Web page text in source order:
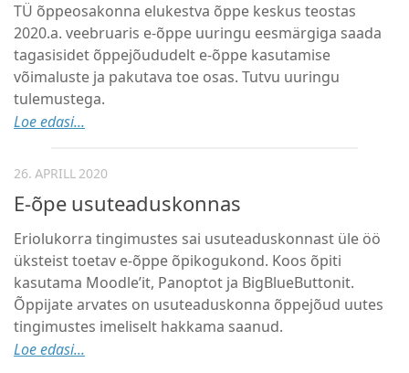
TÜ õppeosakonna elukestva õppe keskus teostas
2020.a. veebruaris e-õppe uuringu eesmärgiga saada
tagasisidet õppejõududelt e-õppe kasutamise
võimaluste ja pakutava toe osas. Tutvu uuringu
tulemustega.
Loe edasi...
26. APRILL 2020
E-õpe usuteaduskonnas
Eriolukorra tingimustes sai usuteaduskonnast üle öö
üksteist toetav e-õppe õpikogukond. Koos õpiti
kasutama Moodle’it, Panoptot ja BigBlueButtonit.
Õppijate arvates on usuteaduskonna õppejõud uutes
tingimustes imeliselt hakkama saanud.
Loe edasi...